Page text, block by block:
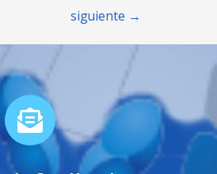
siguiente →